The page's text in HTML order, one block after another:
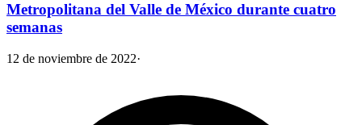
Metropolitana del Valle de México durante cuatro
semanas
12 de noviembre de 2022·